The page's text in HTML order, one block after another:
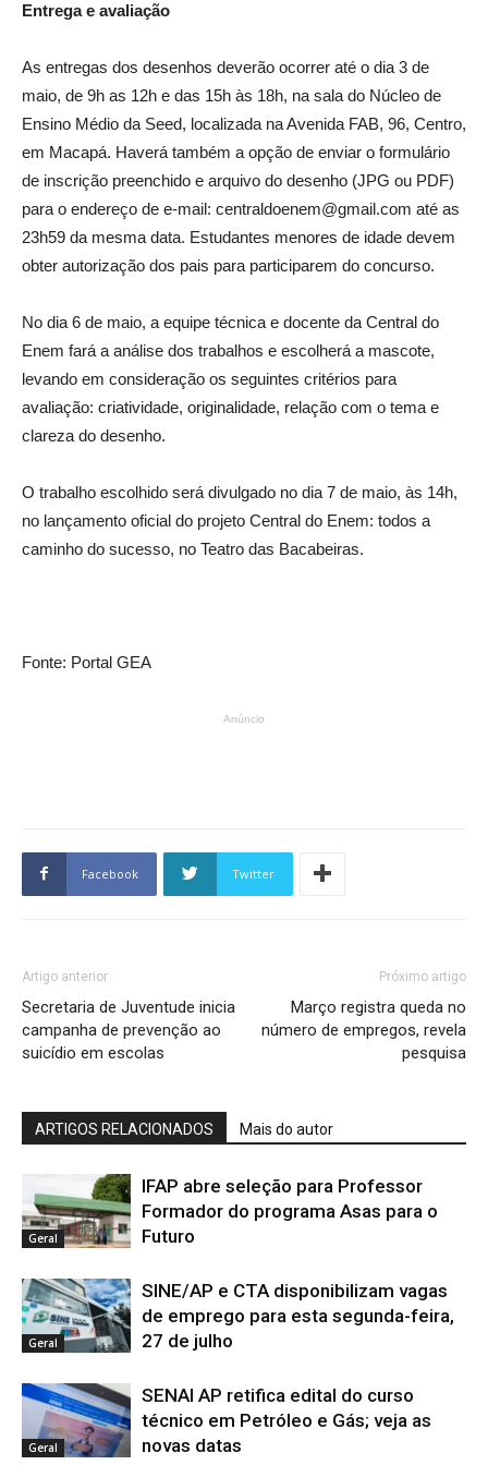
Entrega e avaliação
As entregas dos desenhos deverão ocorrer até o dia 3 de
maio, de 9h as 12h e das 15h às 18h, na sala do Núcleo de
Ensino Médio da Seed, localizada na Avenida FAB, 96, Centro,
em Macapá. Haverá também a opção de enviar o formulário
de inscrição preenchido e arquivo do desenho (JPG ou PDF)
para o endereço de e-mail: centraldoenem@gmail.com até as
23h59 da mesma data. Estudantes menores de idade devem
obter autorização dos pais para participarem do concurso.
No dia 6 de maio, a equipe técnica e docente da Central do
Enem fará a análise dos trabalhos e escolherá a mascote,
levando em consideração os seguintes critérios para
avaliação: criatividade, originalidade, relação com o tema e
clareza do desenho.
O trabalho escolhido será divulgado no dia 7 de maio, às 14h,
no lançamento oficial do projeto Central do Enem: todos a
caminho do sucesso, no Teatro das Bacabeiras.
Fonte: Portal GEA
Anúncio
Facebook Twitter
Artigo anterior
Secretaria de Juventude inicia
campanha de prevenção ao
suicídio em escolas
Próximo artigo
Março registra queda no
número de empregos, revela
pesquisa
ARTIGOS RELACIONADOS Mais do autor
Geral
IFAP abre seleção para Professor
Formador do programa Asas para o
Futuro
Geral
SINE/AP e CTA disponibilizam vagas
de emprego para esta segunda-feira,
27 de julho
Geral
SENAI AP retifica edital do curso
técnico em Petróleo e Gás; veja as
novas datas